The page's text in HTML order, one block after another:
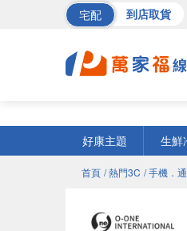
宅配 到店取貨
好康主題
生鮮
首頁 / 熱門3C / 手機．